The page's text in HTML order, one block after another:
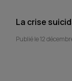
La crise
Publié le 12